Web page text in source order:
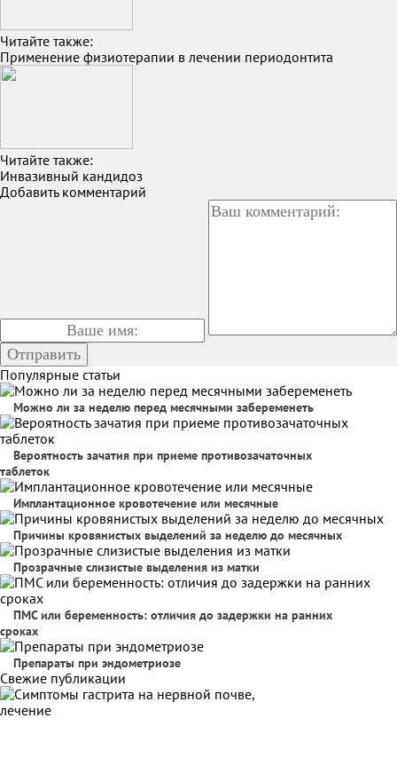
Читайте также:
Применение физиотерапии в лечении периодонтита
Читайте также:
Инвазивный кандидоз
Добавить комментарий
Популярные статьи
Можно ли за неделю перед месячными забеременеть
Вероятность зачатия при приеме противозачаточных
таблеток
Имплантационное кровотечение или месячные
Причины кровянистых выделений за неделю до месячных
Прозрачные слизистые выделения из матки
ПМС или беременность: отличия до задержки на ранних
сроках
Препараты при эндометриозе
Свежие публикации